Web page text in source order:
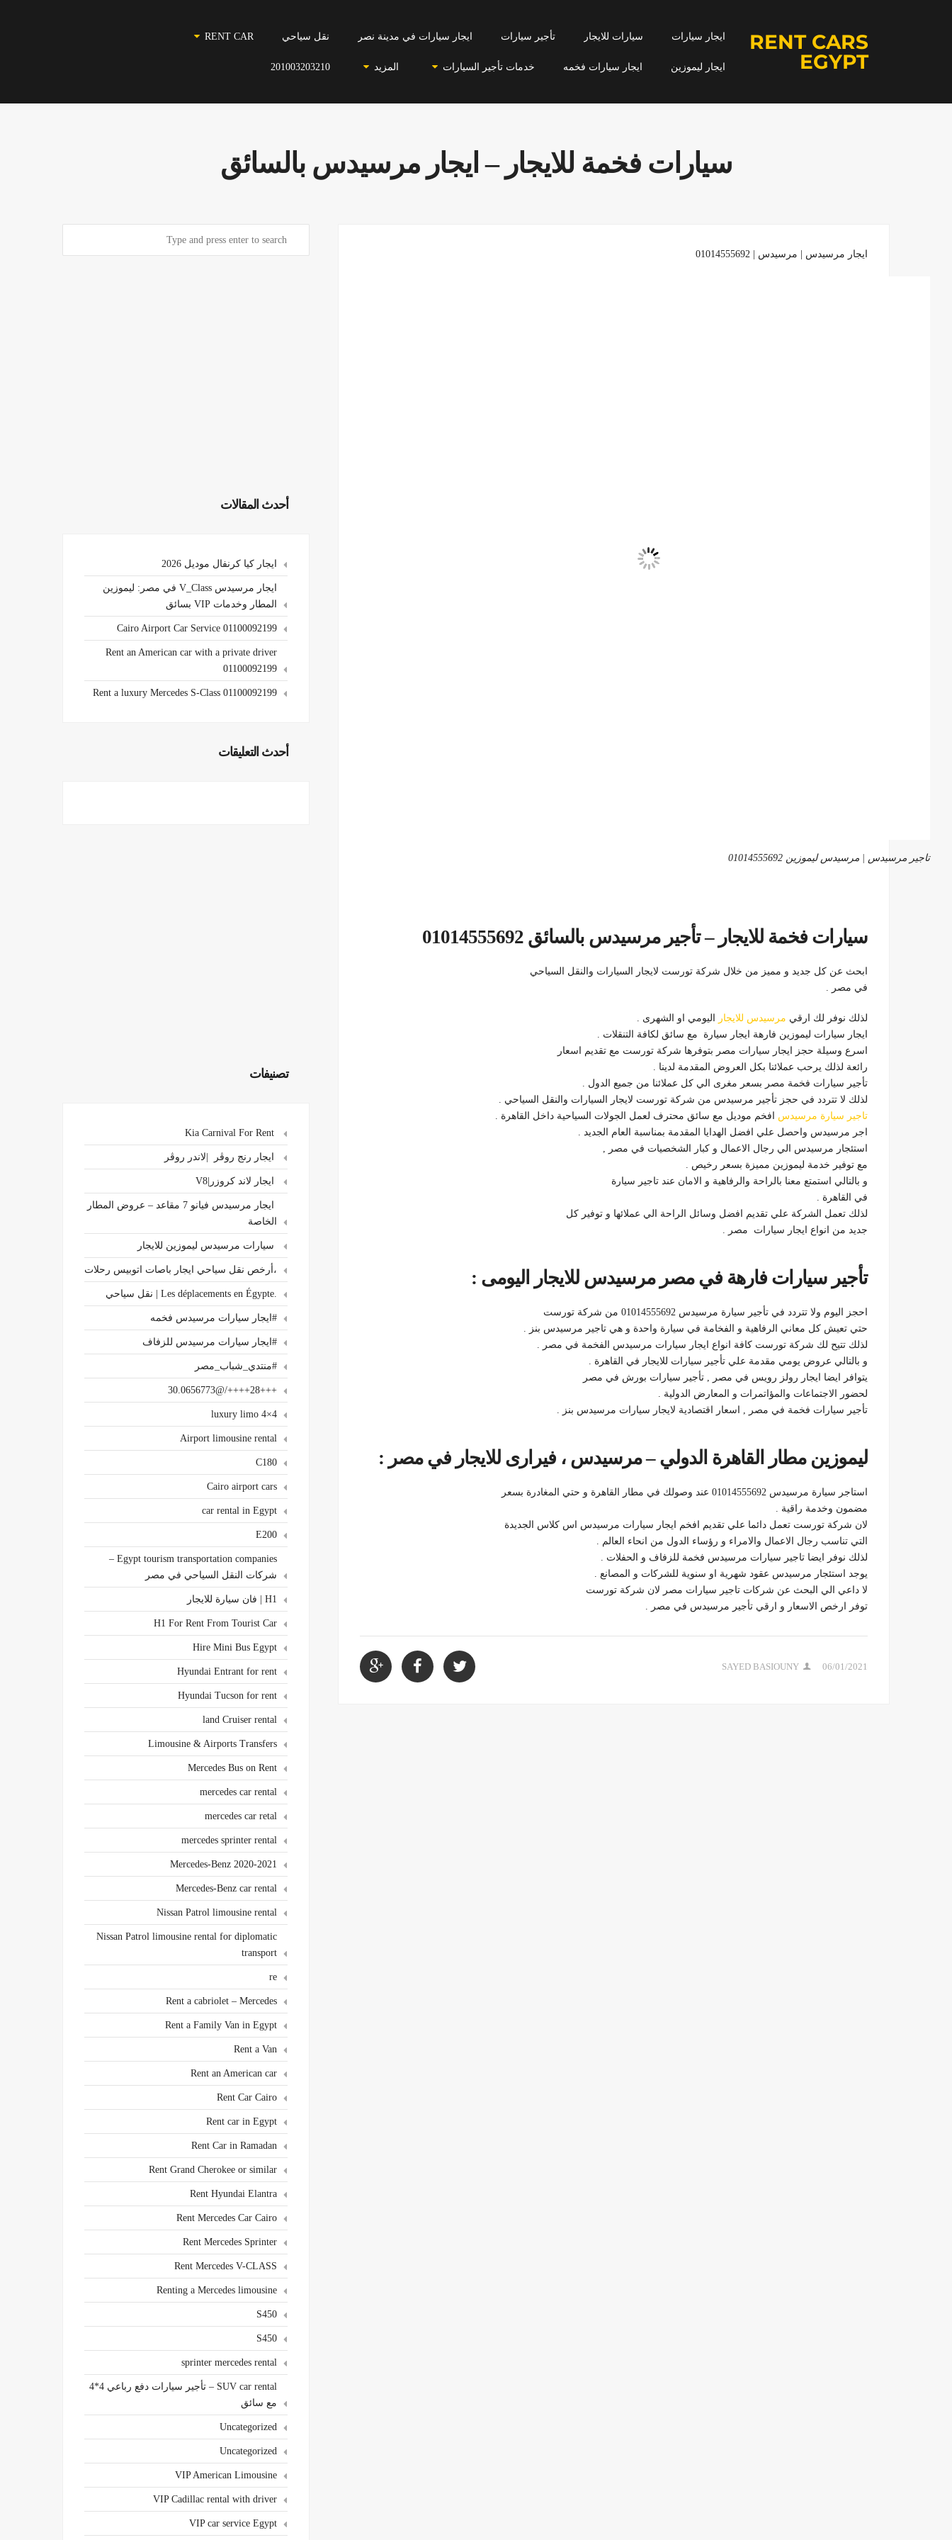
RENT CARS
EGYPT
ايجار سيارات سيارات للايجار تأجير سيارات ايجار سيارات في مدينة نصر نقل سياحي RENT CAR
ايجار ليموزين ايجار سيارات فخمه خدمات تأجير السيارات المزيد 201003203210
سيارات فخمة للايجار – ايجار مرسيدس بالسائق
ايجار مرسيدس | مرسيدس | 01014555692
تاجير مرسيدس | مرسيدس ليموزين 01014555692
سيارات فخمة للايجار – تأجير مرسيدس بالسائق 01014555692
ابحث عن كل جديد و مميز من خلال شركة تورست لايجار السيارات والنقل السياحي
في مصر .
لذلك نوفر لك ارقي مرسيدس للايجار
اليومي او الشهرى .
ايجار سيارات ليموزين فارهة ايجار سيارة مع سائق لكافة التنقلات .
اسرع وسيلة حجز ايجار سيارات مصر بتوفرها شركة تورست مع تقديم اسعار
رائعة لذلك يرحب عملائنا بكل العروض المقدمة لدينا .
تأجير سيارات فخمة مصر بسعر مغرى الي كل عملائنا من جميع الدول .
لذلك لا تتردد في حجز تأجير مرسيدس من شركة تورست لايجار السيارات والنقل السياحي .
تاجير سيارة مرسيدس افخم موديل مع سائق محترف لعمل الجولات السياحية داخل القاهرة .
اجر مرسيدس واحصل علي افضل الهدايا المقدمة بمناسبة العام الجديد .
استئجار مرسيدس الي رجال الاعمال و كبار الشخصيات في مصر ,
مع توفير خدمة ليموزين مميزة بسعر رخيص .
و بالتالي استمتع معنا بالراحة والرفاهية و الامان عند تاجير سيارة
في القاهرة .
لذلك تعمل الشركة علي تقديم افضل وسائل الراحة الي عملائها و توفير كل
جديد من انواع ايجار سيارات مصر .
تأجير سيارات فارهة في مصر مرسيدس للايجار اليومى :
احجز اليوم ولا تتردد في تأجير سيارة مرسيدس 01014555692 من شركة تورست
حتي تعيش كل معاني الرفاهية و الفخامة في سيارة واحدة و هي تاجير مرسيدس بنز .
لذلك تتيح لك شركة تورست كافة انواع ايجار سيارات مرسيدس الفخمة في مصر .
و بالتالي عروض يومي مقدمة علي تأجير سيارات للايجار في القاهرة .
يتوافر ايضا ايجار رولز رويس في مصر , تأجير سيارات بورش في مصر
لحضور الاجتماعات والمؤاتمرات و المعارض الدولية .
تأجير سيارات فخمة في مصر , اسعار اقتصادية لايجار سيارات مرسيدس بنز .
ليموزين مطار القاهرة الدولي – مرسيدس ، فيرارى للايجار في مصر :
استاجر سيارة مرسيدس 01014555692 عند وصولك في مطار القاهرة و حتي المغادرة بسعر
مضمون وخدمة راقية .
لان شركة تورست تعمل دائما علي تقديم افخم ايجار سيارات مرسيدس اس كلاس الجديدة
التي تناسب رجال الاعمال والامراء و رؤساء الدول من انحاء العالم .
لذلك نوفر ايضا تاجير سيارات مرسيدس فخمة للزفاف و الحفلات .
يوجد استئجار مرسيدس عقود شهرية او سنوية للشركات و المصانع .
لا داعي الي البحث عن شركات تاجير سيارات مصر لان شركة تورست
توفر ارخص الاسعار و ارقي تأجير مرسيدس في مصر .
06/01/2021
SAYED BASIOUNY
أحدث المقالات
ايجار كيا كرنفال موديل 2026
ايجار مرسيدس V_Class في مصر: ليموزين
المطار وخدمات VIP بسائق
Cairo Airport Car Service 01100092199
Rent an American car with a private driver
01100092199
Rent a luxury Mercedes S-Class 01100092199
أحدث التعليقات
تصنيفات
ايجار رنج روڤر |لاندر روڤر
ايجار لاند كروزر|V8
ايجار مرسيدس فيانو 7 مقاعد – عروض المطار
الخاصة
سيارات مرسيدس ليموزين للايجار
،أرخص نقل سياحي ايجار باصات اتوبيس رحلات
.Les déplacements en Égypte | نقل سياحي
#ايجار سيارات مرسيدس فخمه
#ايجار سيارات مرسيدس للزفاف
#منتدي_شباب_مصر
+++28++++/@30.0656773
4×4 luxury limo
Airport limousine rental
C180
Cairo airport cars
car rental in Egypt
E200
Egypt tourism transportation companies –
شركات النقل السياحي في مصر
H1 | فان سيارة للايجار
H1 For Rent From Tourist Car
Hire Mini Bus Egypt
Hyundai Entrant for rent
Hyundai Tucson for rent
land Cruiser rental
Limousine & Airports Transfers
Mercedes Bus on Rent
mercedes car rental
mercedes car retal
mercedes sprinter rental
Mercedes-Benz 2020-2021
Mercedes-Benz car rental
Nissan Patrol limousine rental
Nissan Patrol limousine rental for diplomatic
transport
re
Rent a cabriolet – Mercedes
Rent a Family Van in Egypt
Rent a Van
Rent an American car
Rent Car Cairo
Rent car in Egypt
Rent Car in Ramadan
Rent Grand Cherokee or similar
Rent Hyundai Elantra
Rent Mercedes Car Cairo
Rent Mercedes Sprinter
Rent Mercedes V-CLASS
Renting a Mercedes limousine
S450
S450
sprinter mercedes rental
SUV car rental – تأجير سيارات دفع رباعي 4*4
مع سائق
Uncategorized
Uncategorized
VIP American Limousine
VIP Cadillac rental with driver
VIP car service Egypt